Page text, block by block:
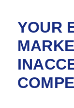
YOUR